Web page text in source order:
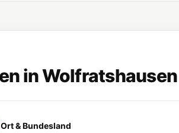
inWolfratshausen
Ort & Bundesland